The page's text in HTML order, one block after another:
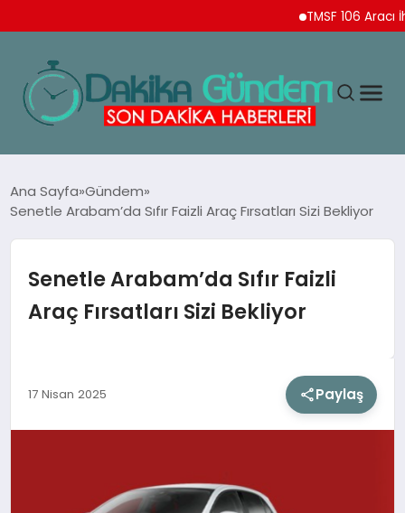
TMSF 106 Aracı
SPOR
EKONOMI
Ana Sayfa Gündem
Senetle Arabam’da Sıfır Faizli Araç Fırsatları Sizi Bekliyor
Senetle Arabam’da Sıfır Faizli
Araç Fırsatları Sizi Bekliyor
17 Nisan 2025 Paylaş